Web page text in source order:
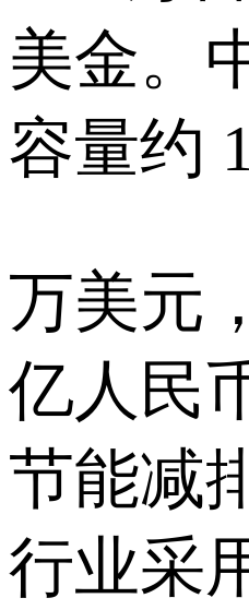
美金。
容量约
万美元
亿人民
节能减
行业采